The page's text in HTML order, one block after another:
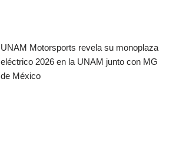
UNAM Motorsports revela su monoplaza
eléctrico 2026 en la UNAM junto con MG
de México